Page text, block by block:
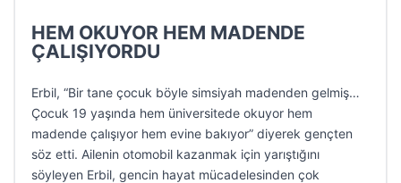
HEM OKUYOR HEM MADENDE
ÇALIŞIYORDU
Erbil, “Bir tane çocuk böyle simsiyah madenden gelmiş…
Çocuk 19 yaşında hem üniversitede okuyor hem
madende çalışıyor hem evine bakıyor” diyerek gençten
söz etti. Ailenin otomobil kazanmak için yarıştığını
söyleyen Erbil, gencin hayat mücadelesinden çok